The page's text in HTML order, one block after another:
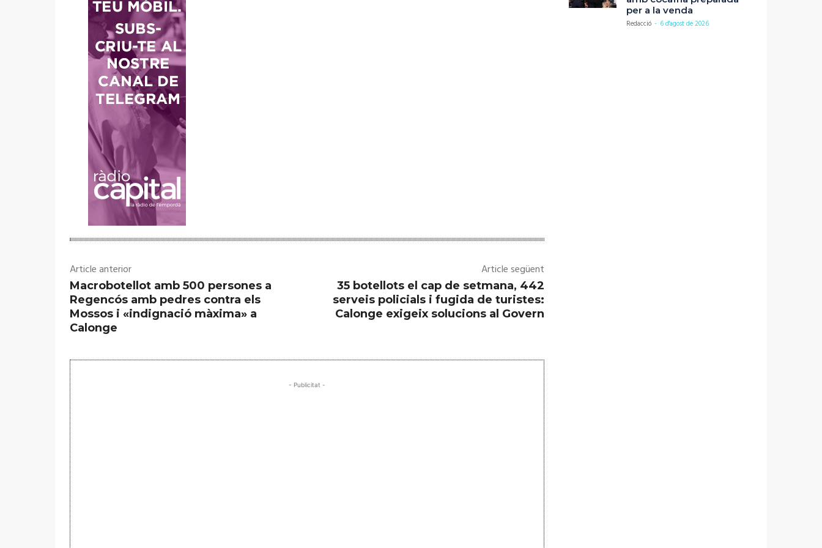
Article anterior
Macrobotellot amb 500 persones a
Regencós amb pedres contra els
Mossos i «indignació màxima» a
Calonge
Article següent
35 botellots el cap de setmana, 442
serveis policials i fugida de turistes:
Calonge exigeix solucions al Govern
- Publicitat -
per a la venda
Redacció - 6 d'agost de 2026